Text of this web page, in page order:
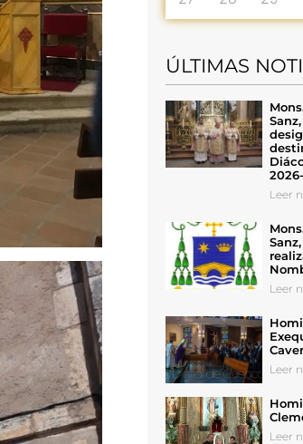
ÚLTIMAS
Leer
Leer
Leer
Leer